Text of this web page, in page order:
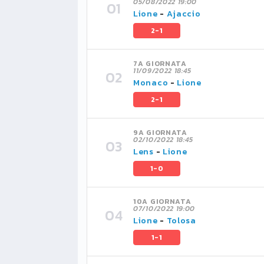
Lione - Ajaccio
2-1
7A GIORNATA
11/09/2022 18:45
Monaco - Lione
2-1
9A GIORNATA
02/10/2022 18:45
Lens - Lione
1-0
10A GIORNATA
07/10/2022 19:00
Lione - Tolosa
1-1